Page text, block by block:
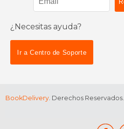
dcto. $ 59.98
¿Necesitas ayuda?
Ir a Centro de Soporte
BookDelivery. Derechos Reservados.